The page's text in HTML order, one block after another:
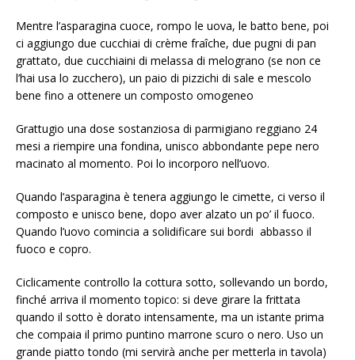
Mentre l’asparagina cuoce, rompo le uova, le batto bene, poi
ci aggiungo due cucchiai di crème fraîche, due pugni di pan
grattato, due cucchiaini di melassa di melograno (se non ce
l’hai usa lo zucchero), un paio di pizzichi di sale e mescolo
bene fino a ottenere un composto omogeneo
Grattugio una dose sostanziosa di parmigiano reggiano 24
mesi a riempire una fondina, unisco abbondante pepe nero
macinato al momento. Poi lo incorporo nell’uovo.
Quando l’asparagina è tenera aggiungo le cimette, ci verso il
composto e unisco bene, dopo aver alzato un po’ il fuoco.
Quando l’uovo comincia a solidificare sui bordi abbasso il
fuoco e copro.
Ciclicamente controllo la cottura sotto, sollevando un bordo,
finché arriva il momento topico: si deve girare la frittata
quando il sotto è dorato intensamente, ma un istante prima
che compaia il primo puntino marrone scuro o nero. Uso un
grande piatto tondo (mi servirà anche per metterla in tavola)